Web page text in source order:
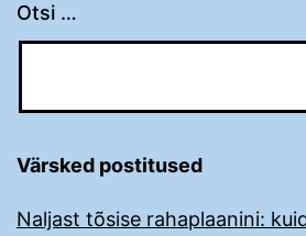
Otsi …
Värsked postitused
Naljast tõsise rahaplaanini: